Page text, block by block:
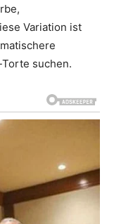
Variation ist
suchen.